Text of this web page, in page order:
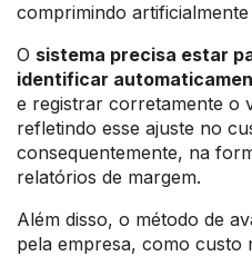
comprimindo
O sistema precisa estar
identificar
e registrar corretamente o
refletindo esse ajuste no
consequentemente, na
relatórios de margem.
Além disso, o método de
pela empresa, como custo